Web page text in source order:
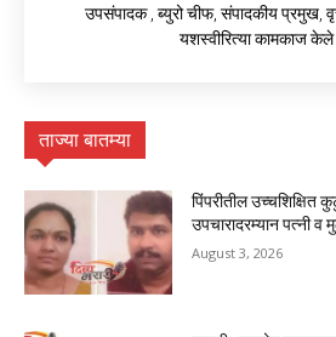
उपसंपादक , ब्युरो चीफ, संपादकीय प्रमुख,
यशस्वीरित्या कामकाज
ताज्या बातम्या
पिंपरीतील उच्चशिक्षित
उपचारादरम्यान पत्नी व
August 3, 2026